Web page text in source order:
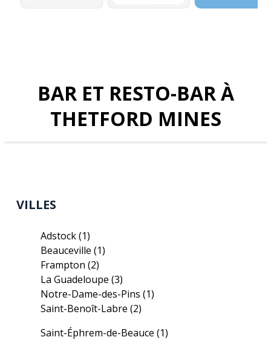
BAR ET RESTO-BAR À
THETFORD MINES
VILLES
Adstock(1)
Beauceville(1)
Frampton(2)
La Guadeloupe(3)
Notre-Dame-des-Pins(1)
Saint-Benoît-Labre(2)
Saint-Éphrem-de-Beauce(1)